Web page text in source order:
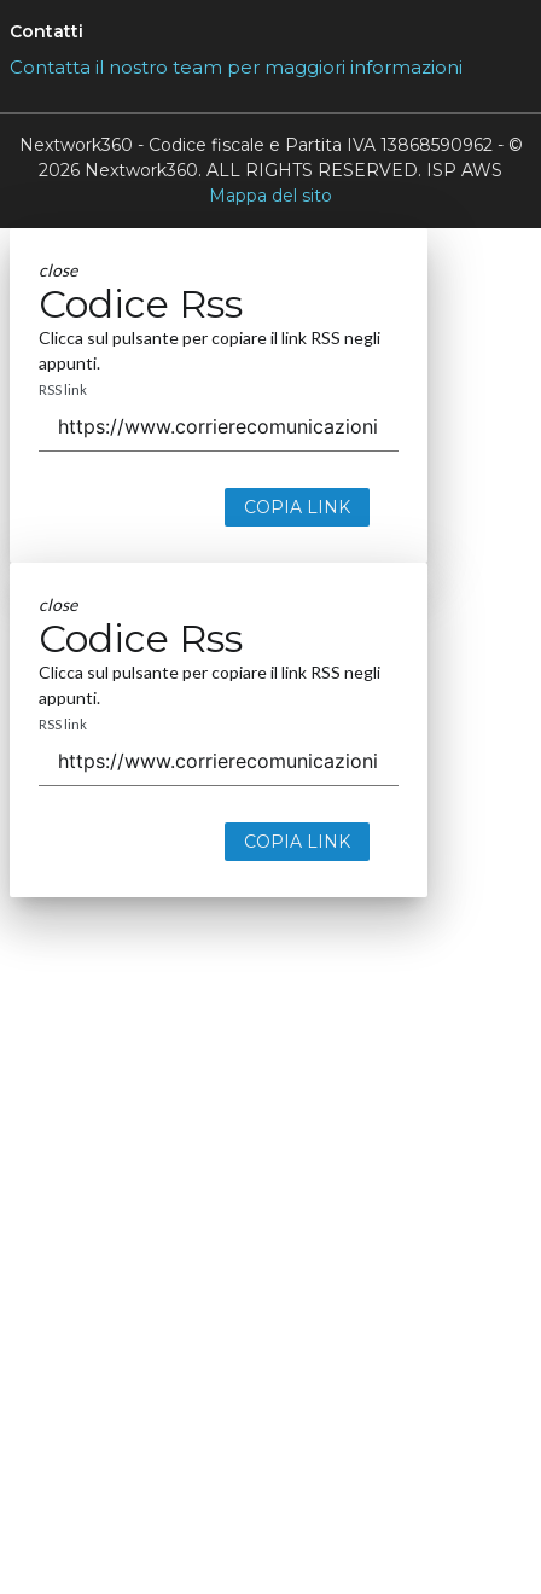
Contatti
Contatta il nostro team per maggiori informazioni
Nextwork360 - Codice fiscale e Partita IVA 13868590962 - ©
2026 Nextwork360. ALL RIGHTS RESERVED. ISP AWS
Mappa del sito
close
Codice Rss
Clicca sul pulsante per copiare il link RSS negli
appunti.
RSS link
COPIA LINK
close
Codice Rss
Clicca sul pulsante per copiare il link RSS negli
appunti.
RSS link
COPIA LINK